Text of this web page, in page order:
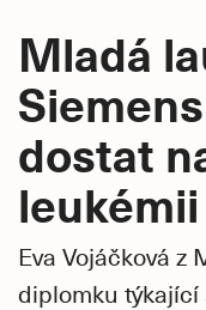
Mladá
dostat
leukémii
Eva Vojáčková z
diplomku